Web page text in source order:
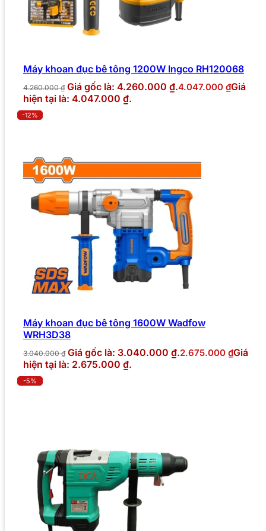
Máy khoan đục bê tông 1200W Ingco RH120068
4.260.000₫ Giá gốc là: 4.260.000 ₫.4.047.000 ₫Giá
hiện tại là: 4.047.000 ₫.
-12%
Máy khoan đục bê tông 1600W Wadfow
WRH3D38
3.040.000₫ Giá gốc là: 3.040.000 ₫.2.675.000 ₫Giá
hiện tại là: 2.675.000 ₫.
-5%